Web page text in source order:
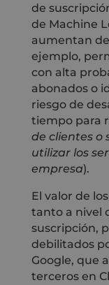
de
de Machine
aumentan
ejemplo,
con alta
abonados o
riesgo de
tiempo para
de clientes o
utilizar los
empresa).
El valor de
tanto a nivel
suscripción,
debilitados
Google, que
terceros en